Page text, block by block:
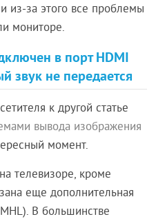
из-за этого все проблемы
мониторе.
в порт HDMI
звук не передается
к другой статье
вывода изображения
момент.
телевизоре, кроме
еще дополнительная
В большинстве